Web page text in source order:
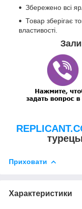
Збережено всі
Товар зберігає
властивості.
Приховати
Характеристики